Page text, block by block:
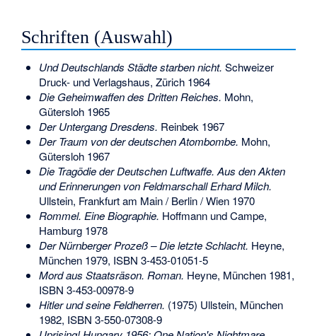
Schriften (Auswahl)
Und Deutschlands Städte starben nicht. Schweizer
Druck- und Verlagshaus, Zürich 1964
Die Geheimwaffen des Dritten Reiches. Mohn,
Gütersloh 1965
Der Untergang Dresdens. Reinbek 1967
Der Traum von der deutschen Atombombe. Mohn,
Gütersloh 1967
Die Tragödie der Deutschen Luftwaffe. Aus den Akten
und Erinnerungen von Feldmarschall Erhard Milch.
Ullstein, Frankfurt am Main / Berlin / Wien 1970
Rommel. Eine Biographie. Hoffmann und Campe,
Hamburg 1978
Der Nürnberger Prozeß – Die letzte Schlacht. Heyne,
München 1979, ISBN 3-453-01051-5
Mord aus Staatsräson. Roman. Heyne, München 1981,
ISBN 3-453-00978-9
Hitler und seine Feldherren. (1975) Ullstein, München
1982, ISBN 3-550-07308-9